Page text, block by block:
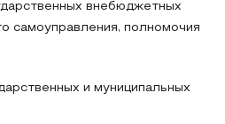
внебюджетных
самоуправления, полномочия
и муниципальных